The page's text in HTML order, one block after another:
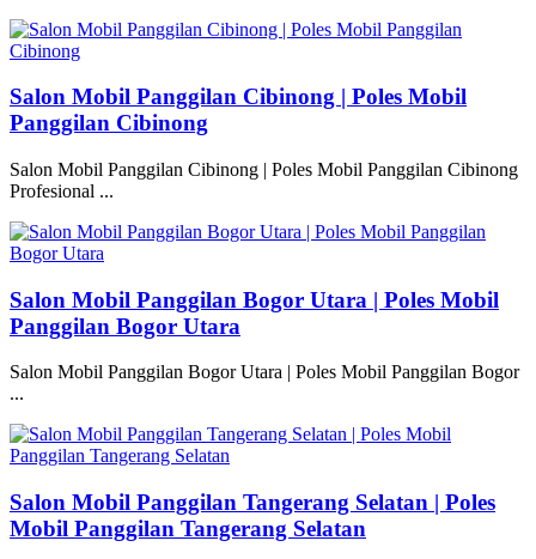
Salon Mobil Panggilan Cibinong | Poles Mobil
Panggilan Cibinong
Salon Mobil Panggilan Cibinong | Poles Mobil Panggilan Cibinong
Profesional ...
Salon Mobil Panggilan Bogor Utara | Poles Mobil
Panggilan Bogor Utara
Salon Mobil Panggilan Bogor Utara | Poles Mobil Panggilan Bogor
...
Salon Mobil Panggilan Tangerang Selatan | Poles
Mobil Panggilan Tangerang Selatan